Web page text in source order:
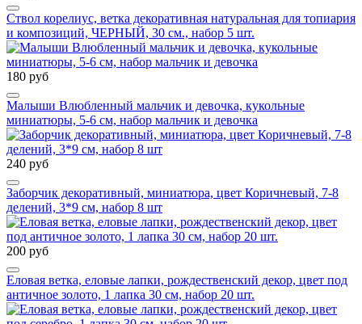
Ствол корелиус, ветка декоративная натуральная для топиария
и композиций, ЧЕРНЫЙ, 30 см., набор 5 шт.
180 руб
Малыши Влюбленный мальчик и девочка, кукольные
миниатюры, 5-6 см, набор мальчик и девочка
240 руб
Заборчик декоративный, миниатюра, цвет Коричневый, 7-8
делений, 3*9 см, набор 8 шт
200 руб
Еловая ветка, еловые лапки, рождественский декор, цвет под
античное золото, 1 лапка 30 см, набор 20 шт.